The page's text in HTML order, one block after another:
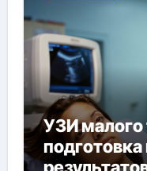
УЗИ малого